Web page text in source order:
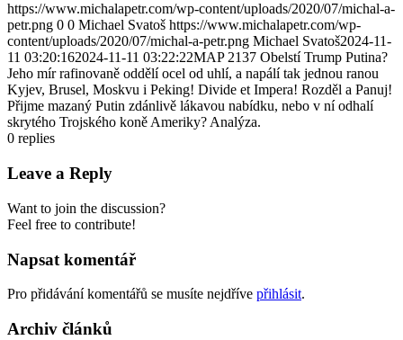
https://www.michalapetr.com/wp-content/uploads/2020/07/michal-a-
petr.png 0 0 Michael Svatoš https://www.michalapetr.com/wp-
content/uploads/2020/07/michal-a-petr.png Michael Svatoš2024-11-
11 03:20:162024-11-11 03:22:22MAP 2137 Obelstí Trump Putina?
Jeho mír rafinovaně oddělí ocel od uhlí, a napálí tak jednou ranou
Kyjev, Brusel, Moskvu i Peking! Divide et Impera! Rozděl a Panuj!
Přijme mazaný Putin zdánlivě lákavou nabídku, nebo v ní odhalí
skrytého Trojského koně Ameriky? Analýza.
0 replies
Leave a Reply
Want to join the discussion?
Feel free to contribute!
Napsat komentář
Pro přidávání komentářů se musíte nejdříve přihlásit.
Archiv článků